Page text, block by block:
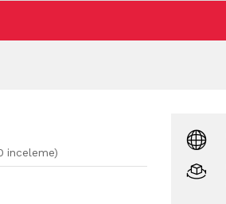
inceleme)